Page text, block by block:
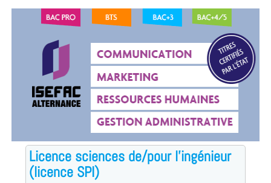
Licence sciences de/pour l'ingénieur
(licence SPI)